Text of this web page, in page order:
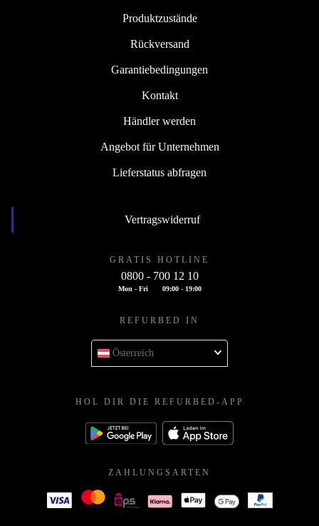
Produktzustände
Rückversand
Garantiebedingungen
Kontakt
Händler werden
Angebot für Unternehmen
Lieferstatus abfragen
Vertragswiderruf
GRATIS HOTLINE
0800 - 700 12 10
Mon - Fri 09:00 - 19:00
REFURBED IN
Österreich
HOL DIR DIE REFURBED-APP
ZAHLUNGSARTEN